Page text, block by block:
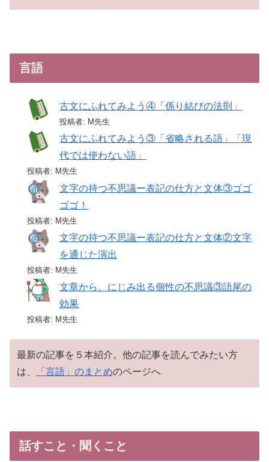
言語
古文にふれてみよう④「係り結びの法則」
投稿者: M先生
古文にふれてみよう③「省略される語」「現
代では使わない語」
投稿者: M先生
文字の持つ不思議ー表記の仕方と文体③ゴゴ
ゴゴ！
投稿者: M先生
文字の持つ不思議ー表記の仕方と文体②文字
を通じた演出
投稿者: M先生
文章から、にじみ出る個性の不思議③語尾の
効果
投稿者: M先生
最新の記事を５本紹介。他の記事を読んでみたい方
は、
「言語」のまとめのページへ
話すこと・聞くこと